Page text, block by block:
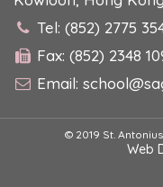
Tel: (852) 2775
Fax: (852) 2348
Email:
© 2019 St.
Web